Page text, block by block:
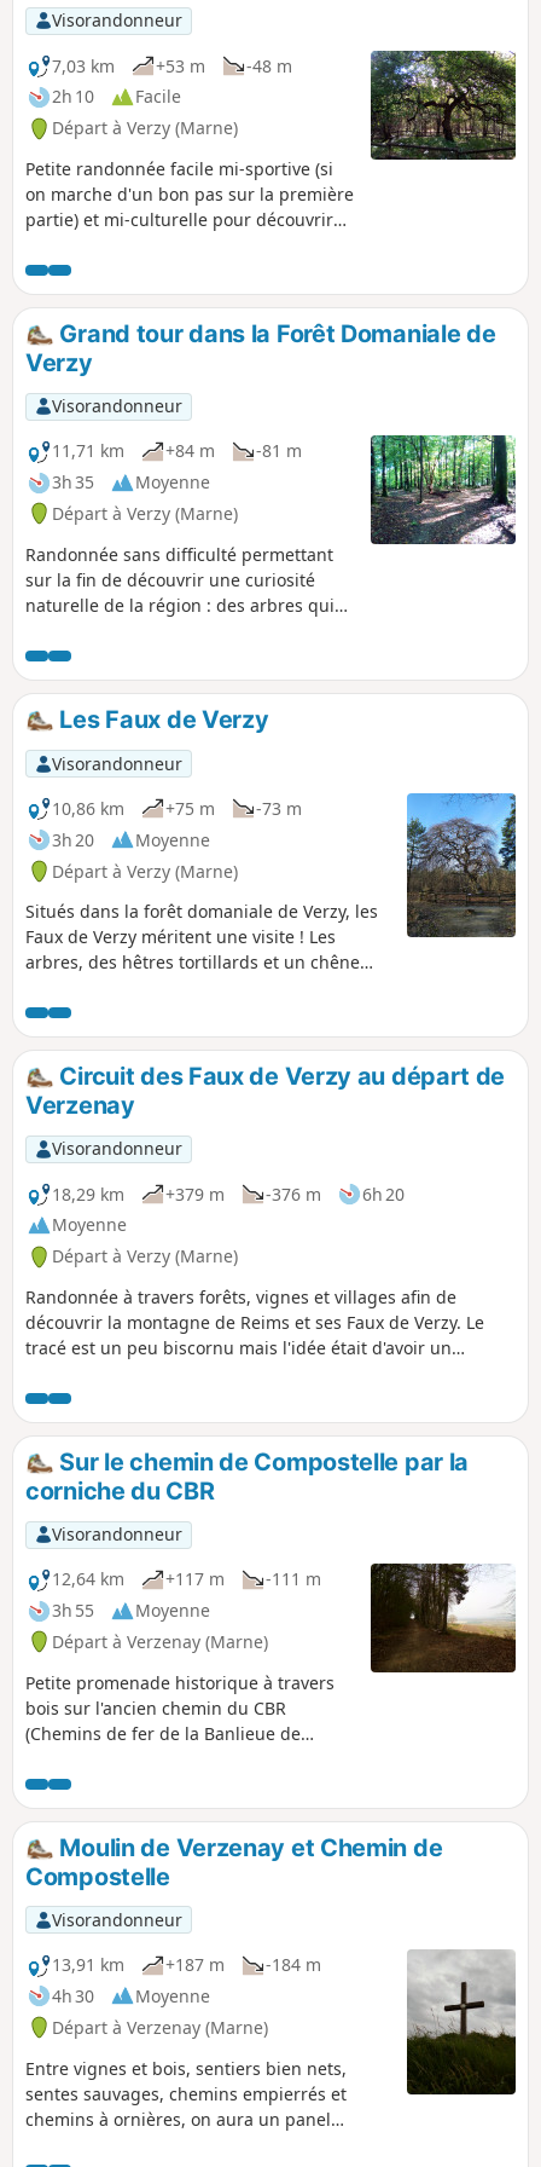
Visorandonneur
7,03 km
+53 m
-48 m
2h 10
Facile
Départ à Verzy (Marne)
Petite randonnée facile mi-sportive (si
on marche d'un bon pas sur la première
partie) et mi-culturelle pour découvrir
champenoise et une curiosité naturelle
de la région : des arbres qui poussent
de manière tortueuse, les Faux de Verzy.
Grand tour dans la Forêt Domaniale de
Verzy
Visorandonneur
11,71 km
+84 m
-81 m
3h 35
Moyenne
Départ à Verzy (Marne)
Randonnée sans difficulté permettant
sur la fin de découvrir une curiosité
naturelle de la région : des arbres qui
Faux de Verzy.
Les Faux de Verzy
Visorandonneur
10,86 km
+75 m
-73 m
3h 20
Moyenne
Départ à Verzy (Marne)
Situés dans la forêt domaniale de Verzy, les
Faux de Verzy méritent une visite ! Les
arbres, des hêtres tortillards et un chêne
le temps d'une randonnée, un peu de Forêt
de Brocéliande que vous pourrez admirer.
Circuit des Faux de Verzy au départ de
Verzenay
Visorandonneur
18,29 km
+379 m -376 m
6h 20
Moyenne
Départ à Verzy (Marne)
Randonnée à travers forêts, vignes et villages afin de
découvrir la montagne de Reims et ses Faux de Verzy. Le
tracé est un peu biscornu mais l'idée était d'avoir un
être bloqués par des arbres couchés. Application Visorando
conseillée.
Sur le chemin de Compostelle par la
corniche du CBR
Visorandonneur
12,64 km
+117 m
-111 m
3h 55
Moyenne
Départ à Verzenay (Marne)
Petite promenade historique à travers
bois sur l'ancien chemin du CBR
(Chemins de fer de la Banlieue de
Compostelle. Après un bon
échauffement, on rencontrera la seule
difficulté de la promenade qui nous
hissera sur le plateau de la Montagne
de Reims où on évoluera ensuite
facilement tout le reste de la sortie.
Moulin de Verzenay et Chemin de
Compostelle
Visorandonneur
13,91 km
+187 m
-184 m
4h 30
Moyenne
Départ à Verzenay (Marne)
Entre vignes et bois, sentiers bien nets,
sentes sauvages, chemins empierrés et
chemins à ornières, on aura un panel